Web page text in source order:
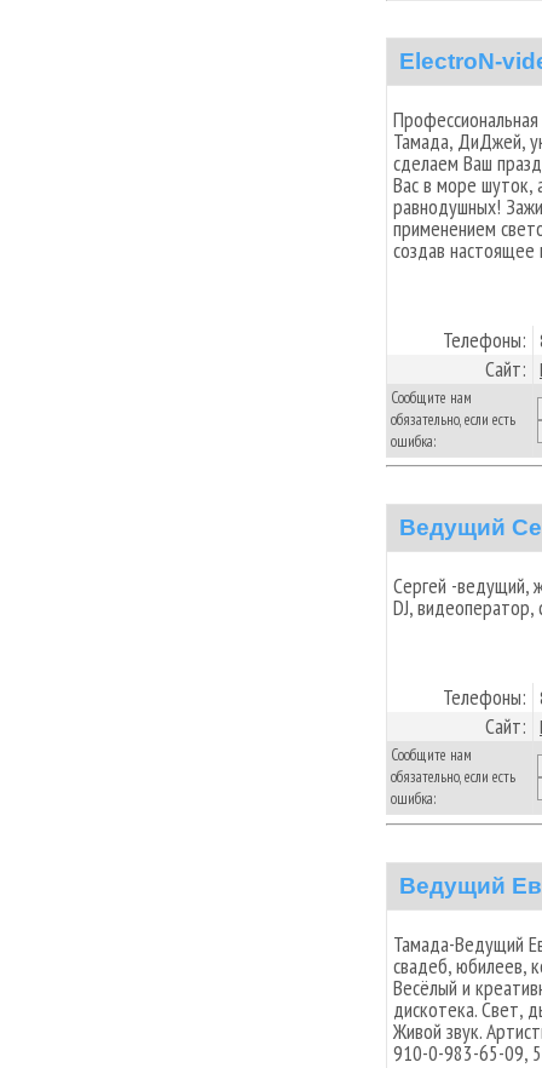
ElectroN-
Тамада, ДиДжей,
сделаем Ваш
Вас в море шуток,
равнодушных!
применением
создав настоящее
Телефоны:
Сайт:
Сообщите нам
обязательно, если есть
ошибка:
Ведущий
Сергей -ведущий,
DJ,
Телефоны:
Сайт:
Сообщите нам
обязательно, если есть
ошибка:
Ведущий
Тамада-Ведущий
свадеб, юбилеев,
Весёлый и
дискотека. Свет,
Живой звук.
910-0-983-65-09,